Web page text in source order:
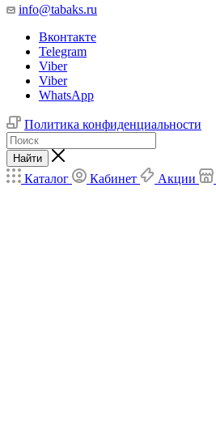
info@tabaks.ru
Вконтакте
Telegram
Viber
Viber
WhatsApp
Политика конфиденциальности
Найти
Каталог Кабинет Акции